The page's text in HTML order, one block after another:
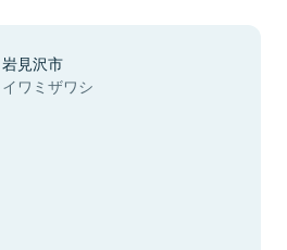
岩見沢市
イワミザワシ